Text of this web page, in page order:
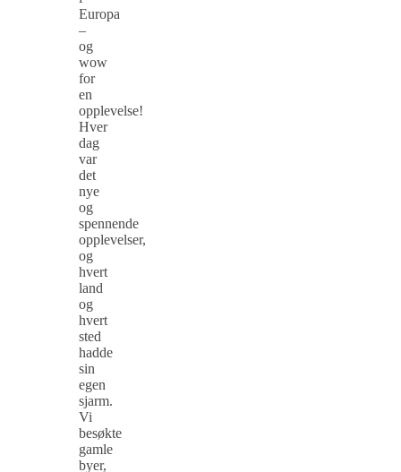
Europa
–
og
wow
for
en
opplevelse!
Hver
dag
var
det
nye
og
spennende
opplevelser,
og
hvert
land
og
hvert
sted
hadde
sin
egen
sjarm.
Vi
besøkte
gamle
byer,